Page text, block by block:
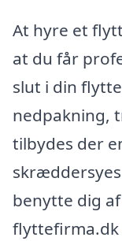
At hyre et
at du får
slut i din
nedpakning,
tilbydes der
benytte dig
flyttefirma.dk